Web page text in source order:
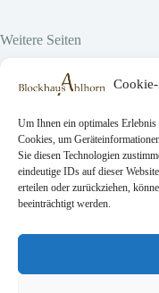
Um Ihnen ein optimales
Cookies, um
Sie diesen Technologien
eindeutige IDs auf dieser
erteilen oder zurückziehen,
beeinträchtigt werden.
Weitere Seiten
Projekte
Über uns
Trabajos
Rechtliche Seiten
AGB
Impressum